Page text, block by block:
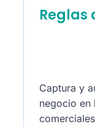
Reglas
Captura y
negocio en